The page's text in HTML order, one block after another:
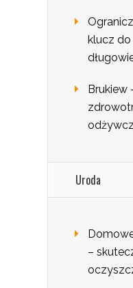
klucz
Brukiew
Uroda
–